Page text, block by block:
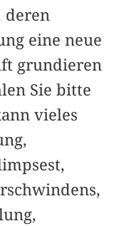
deren
eine neue
grundieren
Sie bitte
vieles